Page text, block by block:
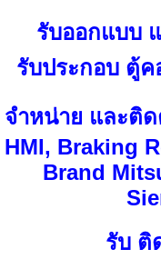
รับออกแบบ
รับประกอบ ตู้
จำหน่าย และติด
HMI, Braking
Brand
รับ ติ